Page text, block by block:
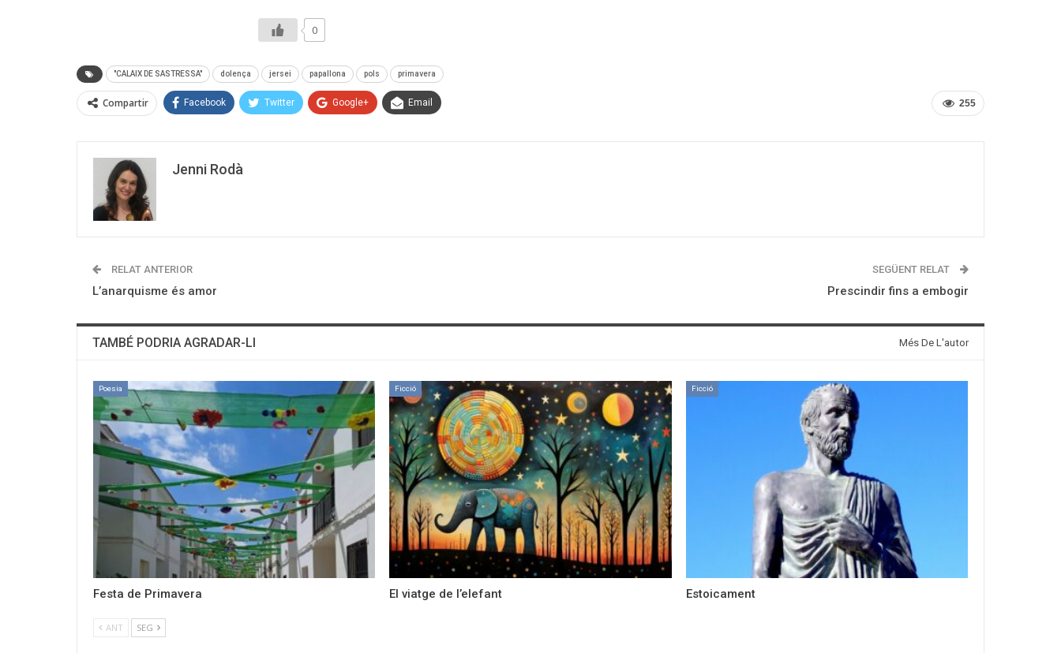
0
"CALAIX DE SASTRESSA" dolença jersei papallona pols primavera
255
Compartir Facebook Twitter Google+ Email
Jenni Rodà
RELAT ANTERIOR
L’anarquisme és amor
SEGÜENT RELAT
Prescindir fins a embogir
TAMBÉ PODRIA AGRADAR-LI Més De L'autor
Poesia
Festa de Primavera
Ficció
El viatge de l’elefant
Ficció
Estoicament
ANT SEG